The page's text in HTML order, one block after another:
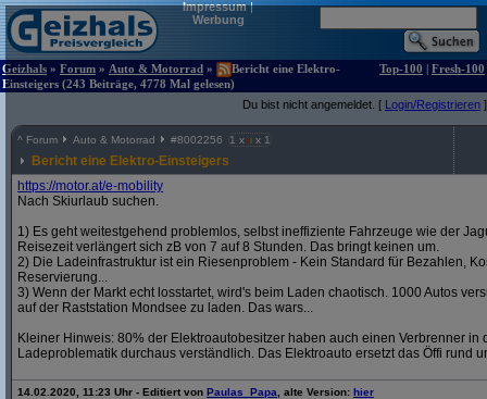
Impressum|
Werbung
Geizhals » Forum » Auto & Motorrad »
Bericht eine Elektro-
Einsteigers (243 Beiträge, 4778 Mal gelesen)
Top-100 | Fresh-100
Du bist nicht angemeldet. [ Login/Registrieren ]
^ Forum Auto & Motorrad #8002256 1 x x 1
Bericht eine Elektro-Einsteigers
https://motor.at/e-mobility
Nach Skiurlaub suchen.
1) Es geht weitestgehend problemlos, selbst ineffiziente Fahrzeuge wie der
Reisezeit verlängert sich zB von 7 auf 8 Stunden. Das bringt keinen um.
2) Die Ladeinfrastruktur ist ein Riesenproblem - Kein Standard für Bezahlen,
Reservierung...
3) Wenn der Markt echt losstartet, wird's beim Laden chaotisch. 1000 Autos
auf der Raststation Mondsee zu laden. Das wars...
Kleiner Hinweis: 80% der Elektroautobesitzer haben auch einen Verbrenner in
Ladeproblematik durchaus verständlich. Das Elektroauto ersetzt das Öffi rund
14.02.2020, 11:23 Uhr - Editiert von Paulas_Papa , alte Version: hier